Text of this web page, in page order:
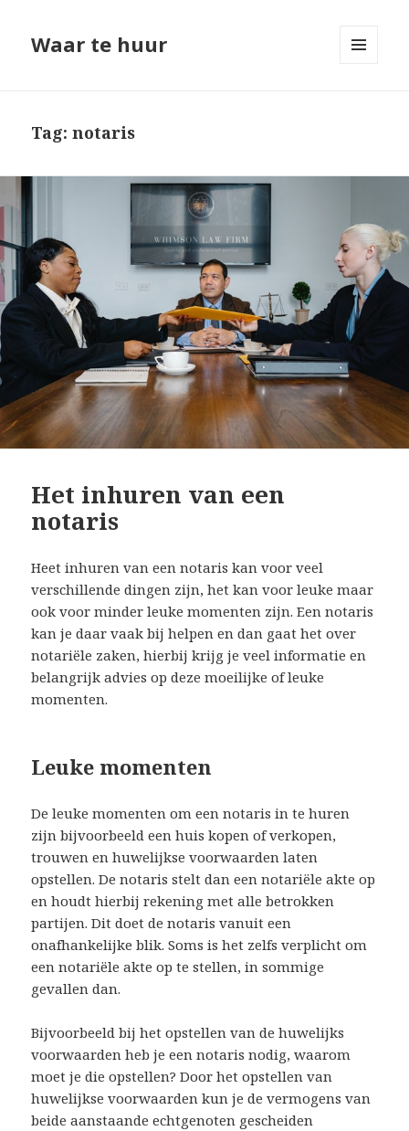
Waar te huur
Tag: notaris
Het inhuren van een
notaris
Heet inhuren van een notaris kan voor veel
verschillende dingen zijn, het kan voor leuke maar
ook voor minder leuke momenten zijn. Een notaris
kan je daar vaak bij helpen en dan gaat het over
notariële zaken, hierbij krijg je veel informatie en
belangrijk advies op deze moeilijke of leuke
momenten.
Leuke momenten
De leuke momenten om een notaris in te huren
zijn bijvoorbeeld een huis kopen of verkopen,
trouwen en huwelijkse voorwaarden laten
opstellen. De notaris stelt dan een notariële akte op
en houdt hierbij rekening met alle betrokken
partijen. Dit doet de notaris vanuit een
onafhankelijke blik. Soms is het zelfs verplicht om
een notariële akte op te stellen, in sommige
gevallen dan.
Bijvoorbeeld bij het opstellen van de huwelijks
voorwaarden heb je een notaris nodig, waarom
moet je die opstellen? Door het opstellen van
huwelijkse voorwaarden kun je de vermogens van
beide aanstaande echtgenoten gescheiden